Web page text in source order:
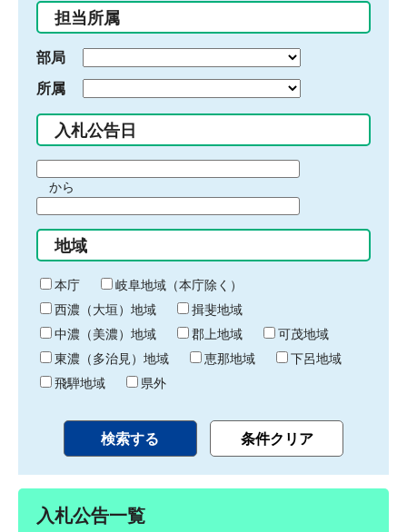
入
力
担当所属
部局
所属
入札公告日
間
始
り
から
間
終
わ
り
地域
本庁
岐阜地域（本庁除く）
西濃（大垣）地域
揖斐地域
中濃（美濃）地域
郡上地域
可茂地域
東濃（多治見）地域
恵那地域
下呂地域
飛騨地域
県外
入札公告一覧